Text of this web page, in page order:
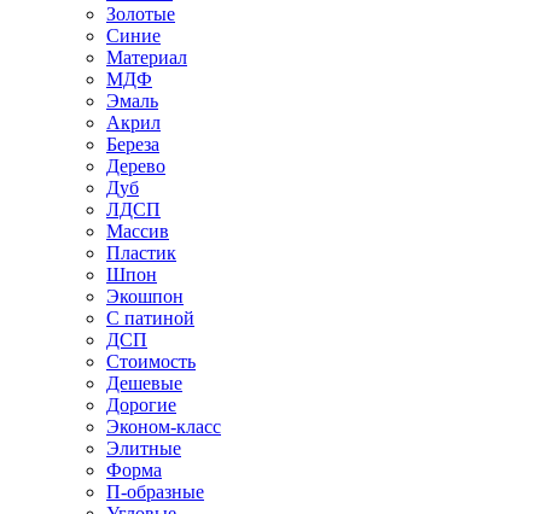
Золотые
Синие
Материал
МДФ
Эмаль
Акрил
Береза
Дерево
Дуб
ЛДСП
Массив
Пластик
Шпон
Экошпон
С патиной
ДСП
Стоимость
Дешевые
Дорогие
Эконом-класс
Элитные
Форма
П-образные